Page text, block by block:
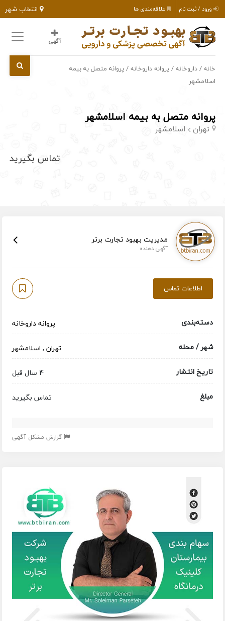
انتخاب شهر ورود / ثبت نام علاقه‌مندی ها
آگهی
خانه /داروخانه / پروانه داروخانه / پروانه متصل به بیمه
اسلامشهر
پروانه متصل به بیمه اسلامشهر
تهران اسلامشهر
تماس بگیرید
مدیریت بهبود تجارت برتر
آگهی دهنده
اطلاعات تماس
دسته‌بندی
پروانه داروخانه
شهر / محله
تهران, اسلامشهر
تاریخ انتشار
4 سال قبل
مبلغ
تماس بگیرید
گزارش مشکل آگهی